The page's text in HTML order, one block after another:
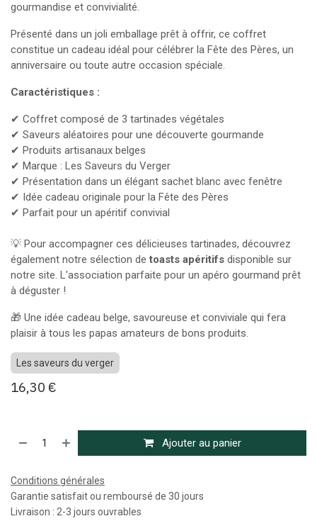
gourmandise et convivialité.
Présenté dans un joli emballage prêt à offrir, ce coffret
constitue un cadeau idéal pour célébrer la Fête des Pères, un
anniversaire ou toute autre occasion spéciale.
Caractéristiques :
✔ Coffret composé de 3 tartinades végétales
✔ Saveurs aléatoires pour une découverte gourmande
✔ Produits artisanaux belges
✔ Marque : Les Saveurs du Verger
✔ Présentation dans un élégant sachet blanc avec fenêtre
✔ Idée cadeau originale pour la Fête des Pères
✔ Parfait pour un apéritif convivial
💡 Pour accompagner ces délicieuses tartinades, découvrez
également notre sélection detoasts apéritifs disponible sur
notre site. L'association parfaite pour un apéro gourmand prêt
à déguster !
🎁 Une idée cadeau belge, savoureuse et conviviale qui fera
plaisir à tous les papas amateurs de bons produits.
Les saveurs du verger
16,30 €
Ajouter au panier
Conditions générales
Garantie satisfait ou remboursé de 30 jours
Livraison : 2-3 jours ouvrables